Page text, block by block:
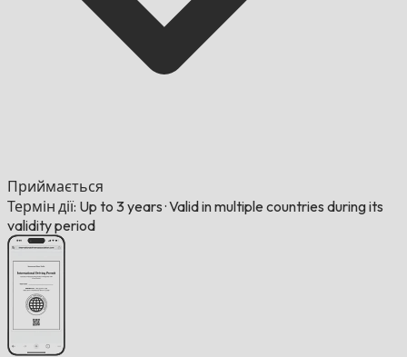
Приймається
Термін дії: Up to 3 years ·Valid in multiple countries during its
validity period